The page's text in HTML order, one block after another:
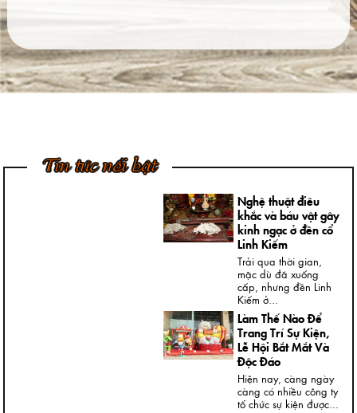
Tin tức nổi bật
ngưỡng những bức
tượng đồng...
4 Bước Quan Trọng
Trong Quy Trình
tượng khá thông dụng
Nghệ thuật điêu
khắc và báu vật gây
kinh ngạc ở đền cổ
Linh Kiếm
Trải qua thời gian,
mặc dù đã xuống
cấp, nhưng đền Linh
Kiếm ở...
Làm Thế Nào Để
Trang Trí Sự Kiện,
Lễ Hội Bắt Mắt Và
Độc Đáo
Hiện nay, càng ngày
càng có nhiều công ty
tổ chức sự kiện được...